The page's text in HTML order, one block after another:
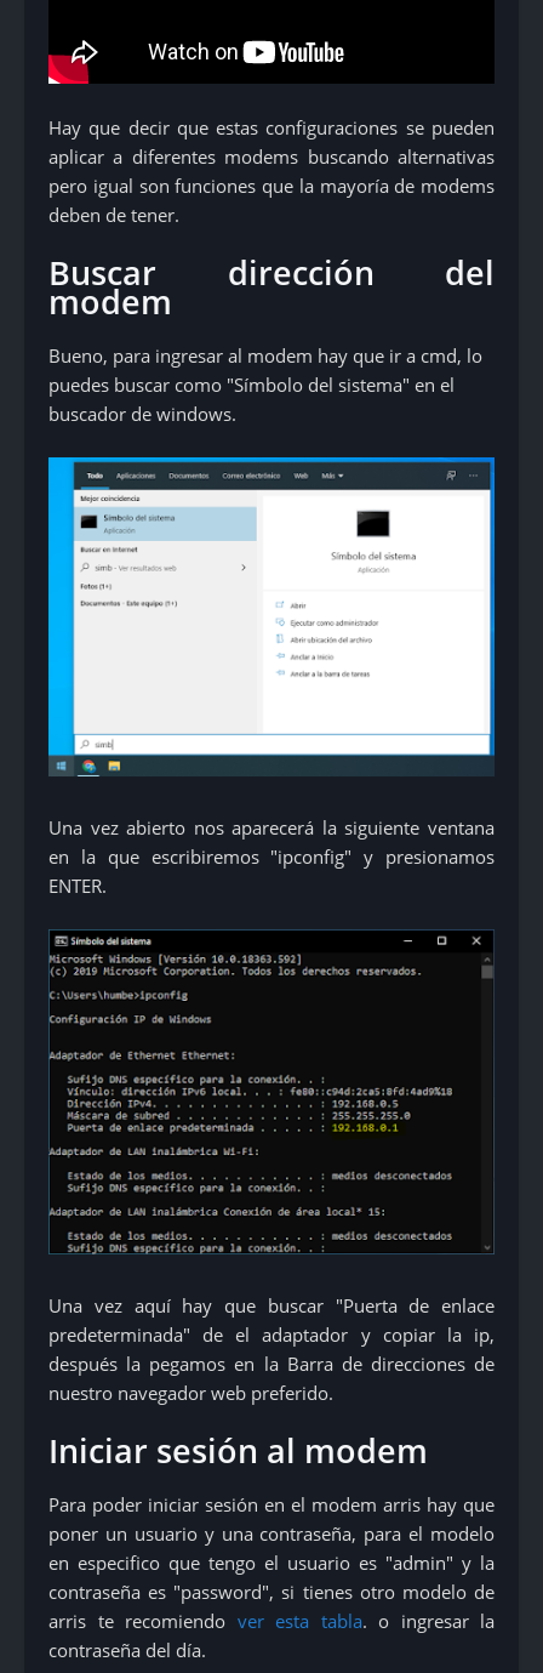
Hay que decir que estas configuraciones se pueden
aplicar a diferentes modems buscando alternativas
pero igual son funciones que la mayoría de modems
deben de tener.
Buscar dirección del
modem
Bueno, para ingresar al modem hay que ir a cmd, lo
puedes buscar como "Símbolo del sistema" en el
buscador de windows.
Una vez abierto nos aparecerá la siguiente ventana
en la que escribiremos "ipconfig" y presionamos
ENTER.
Una vez aquí hay que buscar "Puerta de enlace
predeterminada" de el adaptador y copiar la ip,
después la pegamos en la Barra de direcciones de
nuestro navegador web preferido.
Iniciar sesión al modem
Para poder iniciar sesión en el modem arris hay que
poner un usuario y una contraseña, para el modelo
en especifico que tengo el usuario es "admin" y la
contraseña es "password", si tienes otro modelo de
arris te recomiendo ver esta tabla. o ingresar la
contraseña del día.